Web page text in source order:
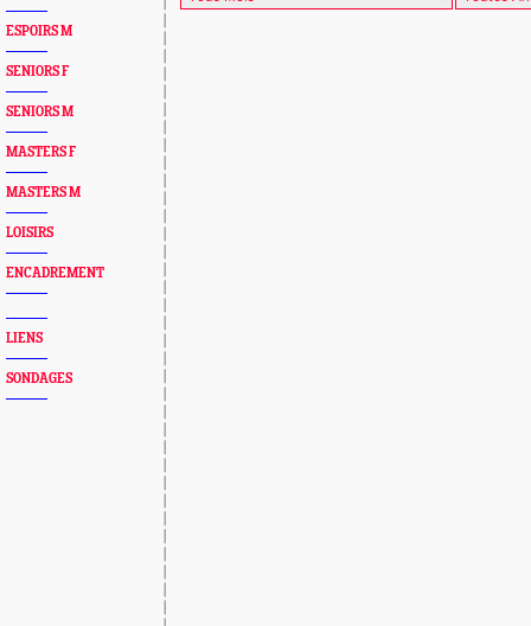
ESPOIRS M
SENIORS F
SENIORS M
MASTERS F
MASTERS M
LOISIRS
ENCADREMENT
LIENS
SONDAGES